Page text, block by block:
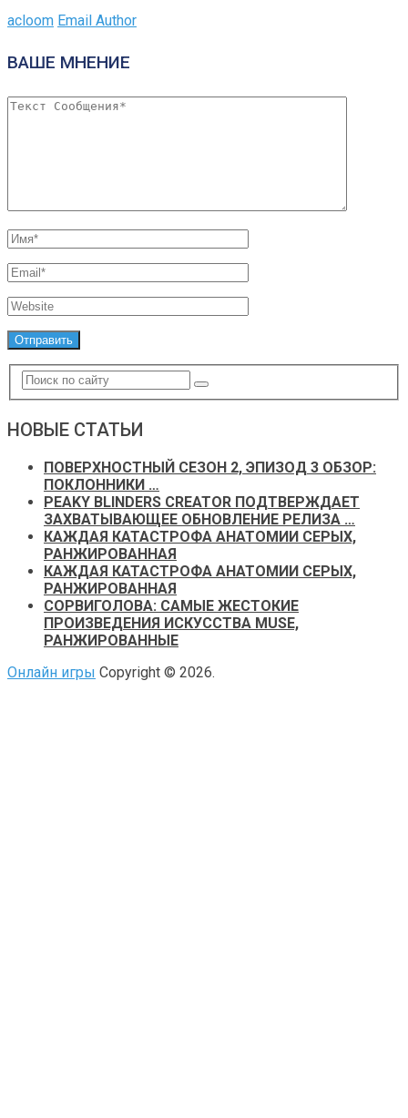
acloom Email Author
ВАШЕ МНЕНИЕ
НОВЫЕ СТАТЬИ
ПОВЕРХНОСТНЫЙ СЕЗОН 2, ЭПИЗОД 3 ОБЗОР:
ПОКЛОННИКИ …
PEAKY BLINDERS CREATOR ПОДТВЕРЖДАЕТ
ЗАХВАТЫВАЮЩЕЕ ОБНОВЛЕНИЕ РЕЛИЗА …
КАЖДАЯ КАТАСТРОФА АНАТОМИИ СЕРЫХ,
РАНЖИРОВАННАЯ
КАЖДАЯ КАТАСТРОФА АНАТОМИИ СЕРЫХ,
РАНЖИРОВАННАЯ
СОРВИГОЛОВА: САМЫЕ ЖЕСТОКИЕ
ПРОИЗВЕДЕНИЯ ИСКУССТВА MUSE,
РАНЖИРОВАННЫЕ
Онлайн игры Copyright © 2026.